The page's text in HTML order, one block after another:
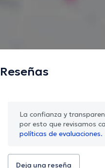
Reseñas
La confianza y
por esto que revisamos
políticas de evaluaciones.
Deja una reseña